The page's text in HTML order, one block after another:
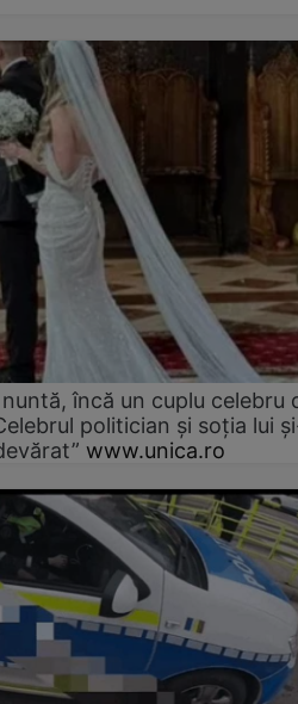
încă un cuplu celebru
politician și soția lui
www.unica.ro